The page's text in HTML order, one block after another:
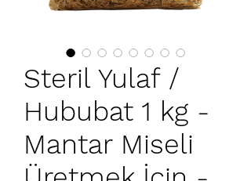
Steril Yulaf /
Hububat 1 kg -
Mantar Miseli